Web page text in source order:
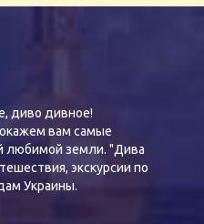
диво дивное!
вам самые
любимой земли. "Дива
экскурсии по
Украины.